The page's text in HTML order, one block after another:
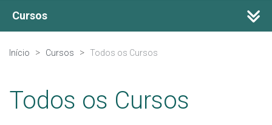
Cursos
Técnicos Integrados
Qualificação Profissional e Idiomas
Início Cursos Todos os Cursos
Todos os Cursos